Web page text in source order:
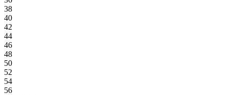
38
40
42
44
46
48
50
52
54
56